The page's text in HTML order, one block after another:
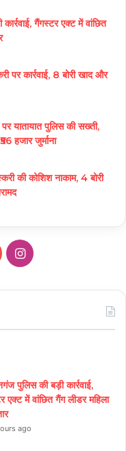
गैंगस्टर एक्ट में वांछित
पर कार्रवाई, 8 बोरी खाद और
यातायात पुलिस की सख्ती,
हजार जुर्माना
की कोशिश नाकाम, 4 बोरी
Instagram
पुलिस की बड़ी कार्रवाई,
एक्ट में वांछित गैंग लीडर महिला
ago